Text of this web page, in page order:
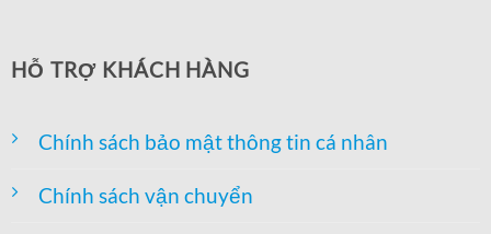
HỖ TRỢ KHÁCH HÀNG
Chính sách bảo mật thông tin cá nhân
Chính sách vận chuyển